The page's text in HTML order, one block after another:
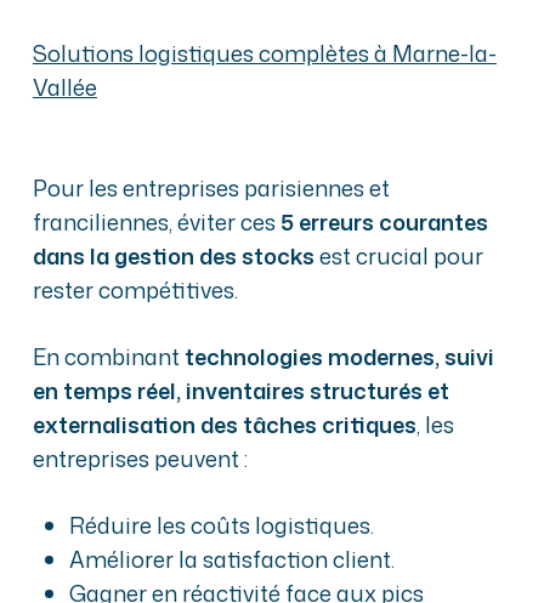
Solutions logistiques complètes à Marne-la-
Vallée
Pour les entreprises parisiennes et
franciliennes, éviter ces 5 erreurs courantes
dans la gestion des stocksest crucial pour
rester compétitives.
En combinant technologies modernes, suivi
en temps réel, inventaires structurés et
externalisation des tâches critiques, les
entreprises peuvent :
Réduire les coûts logistiques.
Améliorer la satisfaction client.
Gagner en réactivité face aux pics